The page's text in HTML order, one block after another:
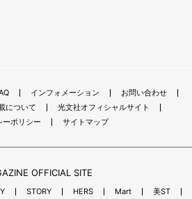
インフォメーション
お問い合わせ
について
光文社オフィシャルサイト
ーポリシー
サイトマップ
OFFICIAL SITE
STORY HERS Mart 美ST